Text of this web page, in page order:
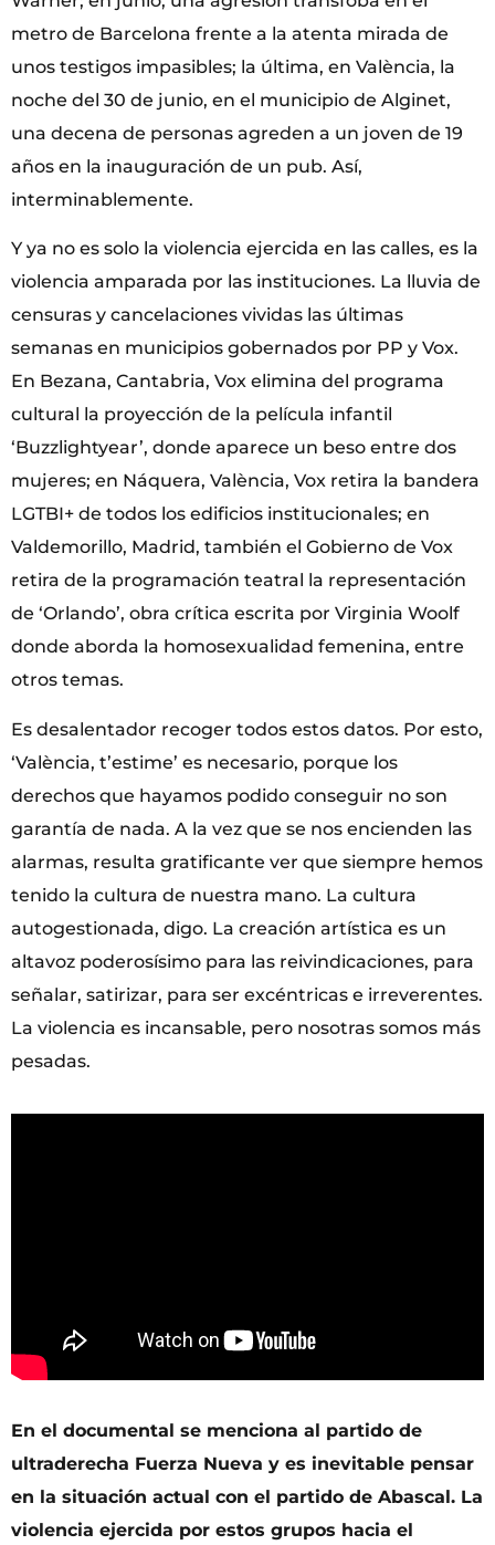
metro de Barcelona frente a la atenta mirada de
unos testigos impasibles; la última, en València, la
noche del 30 de junio, en el municipio de Alginet,
una decena de personas agreden a un joven de 19
años en la inauguración de un pub. Así,
interminablemente.
Y ya no es solo la violencia ejercida en las calles, es la
violencia amparada por las instituciones. La lluvia de
censuras y cancelaciones vividas las últimas
semanas en municipios gobernados por PP y Vox.
En Bezana, Cantabria, Vox elimina del programa
cultural la proyección de la película infantil
‘Buzzlightyear’, donde aparece un beso entre dos
mujeres; en Náquera, València, Vox retira la bandera
LGTBI+ de todos los edificios institucionales; en
Valdemorillo, Madrid, también el Gobierno de Vox
retira de la programación teatral la representación
de ‘Orlando’, obra crítica escrita por Virginia Woolf
donde aborda la homosexualidad femenina, entre
otros temas.
Es desalentador recoger todos estos datos. Por esto,
‘València, t’estime’ es necesario, porque los
derechos que hayamos podido conseguir no son
garantía de nada. A la vez que se nos encienden las
alarmas, resulta gratificante ver que siempre hemos
tenido la cultura de nuestra mano. La cultura
autogestionada, digo. La creación artística es un
altavoz poderosísimo para las reivindicaciones, para
señalar, satirizar, para ser excéntricas e irreverentes.
La violencia es incansable, pero nosotras somos más
pesadas.
En el documental se menciona al partido de
ultraderecha Fuerza Nueva y es inevitable pensar
en la situación actual con el partido de Abascal. La
violencia ejercida por estos grupos hacia el